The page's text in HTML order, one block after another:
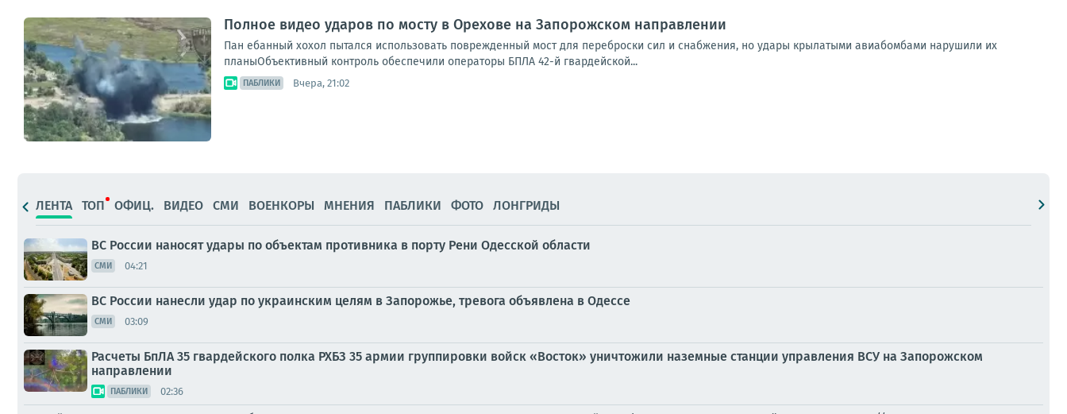
Полное видео ударов по мосту в Орехове на Запорожском направлении
Пан ебанный хохол пытался использовать поврежденный мост для переброски сил и снабжения, но удары крылатыми авиабомбами нарушили их
планыОбъективный контроль обеспечили операторы БПЛА 42-й гвардейской...
ПАБЛИКИ Вчера, 21:02
ЛЕНТА ТОП ОФИЦ. ВИДЕО СМИ ВОЕНКОРЫ МНЕНИЯ ПАБЛИКИ ФОТО ЛОНГРИДЫ
ВС России наносят удары по объектам противника в порту Рени Одесской области
СМИ 04:21
ВС России нанесли удар по украинским целям в Запорожье, тревога объявлена в Одессе
СМИ 03:09
Расчеты БпЛА 35 гвардейского полка РХБЗ 35 армии группировки войск «Восток» уничтожили наземные станции управления ВСУ на Запорожском
направлении
ПАБЛИКИ 02:36